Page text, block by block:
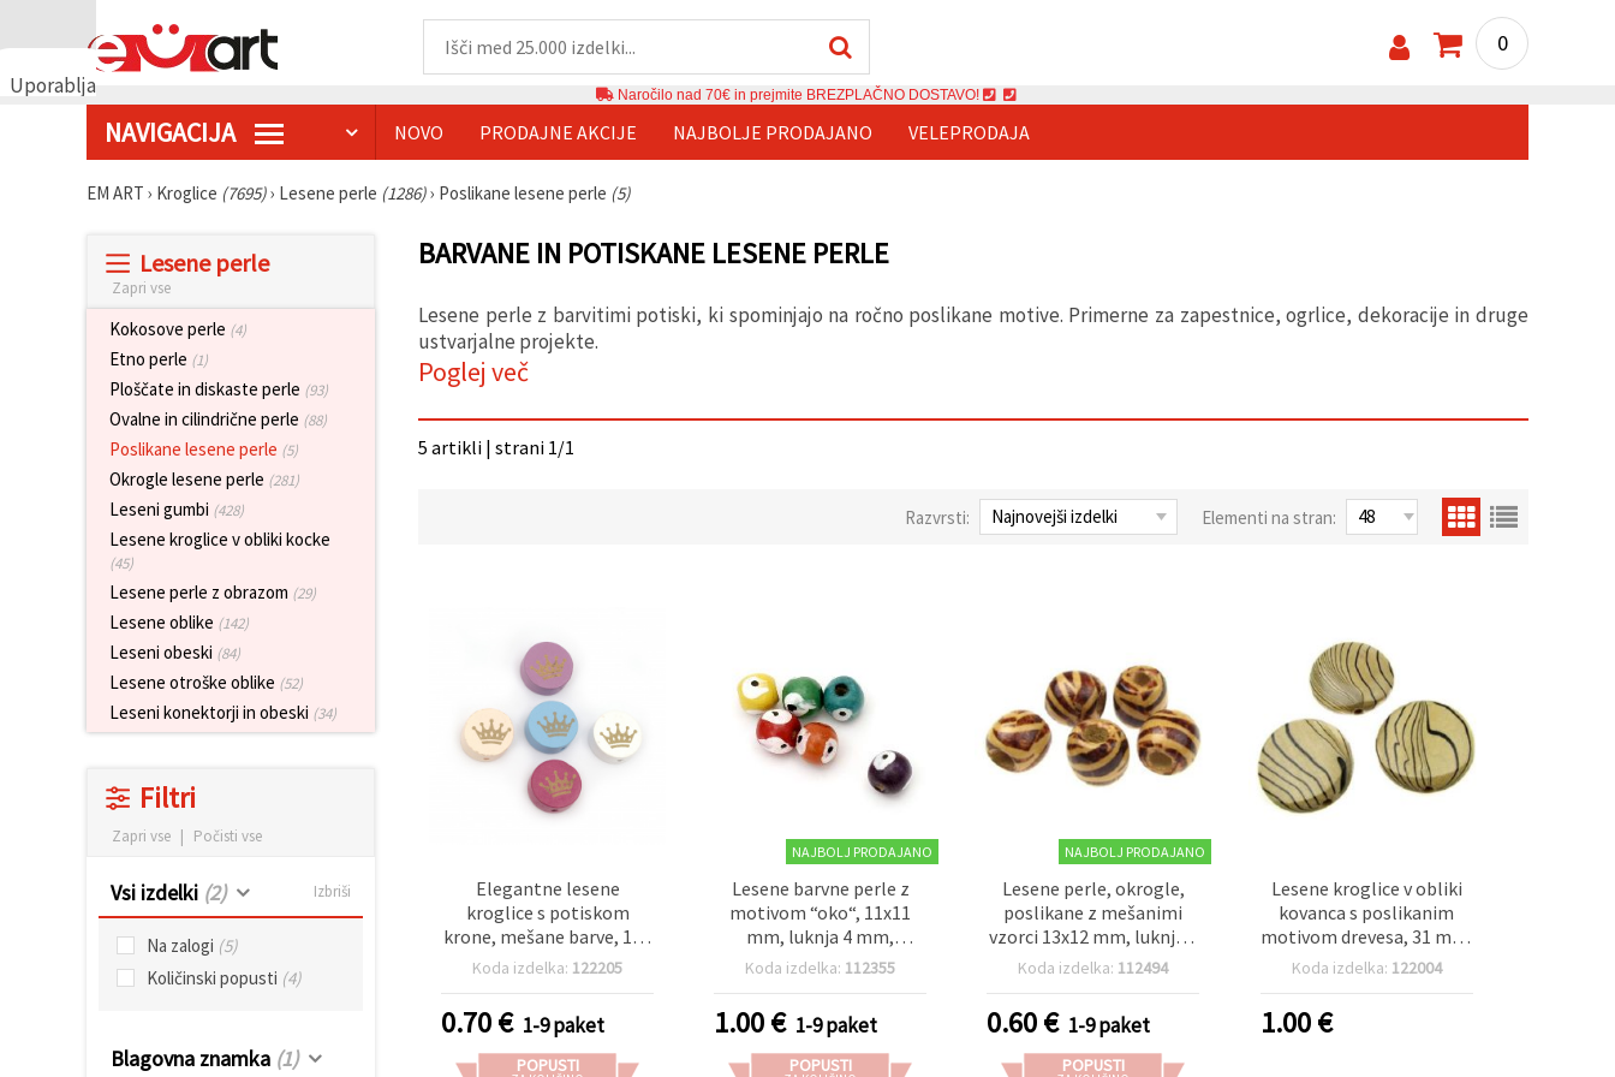
Uporabljamo
Uporabljamo
0
Naročilo nad 70€ in prejmite BREZPLAČNO DOSTAVO!
NAVIGACIJA NOVO PRODAJNE AKCIJE NAJBOLJE PRODAJANO VELEPRODAJA
EM ART › Kroglice (7695)› Lesene perle (1286)› Poslikane lesene perle (5)
Lesene perle
Zapri vse
Kokosove perle (4)
Etno perle (1)
Ploščate in diskaste perle (93)
Ovalne in cilindrične perle (88)
Poslikane lesene perle (5)
Okrogle lesene perle (281)
Leseni gumbi (428)
Lesene kroglice v obliki kocke
(45)
Lesene perle z obrazom (29)
Lesene oblike (142)
Leseni obeski (84)
Lesene otroške oblike (52)
Leseni konektorji in obeski (34)
Filtri
Zapri vse | Počisti vse
Vsi izdelki (2) Izbriši
Na zalogi (5)
Količinski popusti (4)
Blagovna znamka (1)
BARVANE IN POTISKANE LESENE PERLE
Lesene perle z barvitimi potiski, ki spominjajo na ročno poslikane motive. Primerne za zapestnice, ogrlice, dekoracije in druge
ustvarjalne projekte.
Poglej več
5 artikli | strani 1/1
Razvrsti: Elementi na stran:
Elegantne lesene
kroglice s potiskom
krone, mešane barve, 19–
20 x 10–10,5 mm – za
ustvarjanje, luknja 2,5
mm, paket 5 kosov
Koda izdelka: 122205
0.70€ 1-9 paket
POPUSTI
NAJBOLJ PRODAJANO
Lesene barvne perle z
motivom “oko“, 11x11
mm, luknja 4 mm,
mešane barve, 20 g (~30
zapestnice, ogrlice in
dekoracije
Koda izdelka: 112355
1.00€ 1-9 paket
POPUSTI
NAJBOLJ PRODAJANO
Lesene perle, okrogle,
poslikane z mešanimi
vzorci 13x12 mm, luknja 4
mm – 20 g (~30 kosov)
Koda izdelka: 112494
0.60€ 1-9 paket
POPUSTI
Lesene kroglice v obliki
kovanca s poslikanim
motivom drevesa, 31 mm,
luknja 6 mm – 4 kosi
Koda izdelka: 122004
1.00€